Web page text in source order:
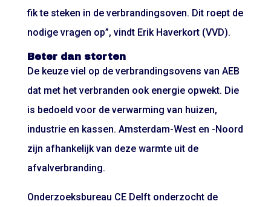
fik te steken in de verbrandingsoven. Dit roept de
nodige vragen op”, vindt Erik Haverkort (VVD).
Beter dan storten
De keuze viel op de verbrandingsovens van AEB
dat met het verbranden ook energie opwekt. Die
is bedoeld voor de verwarming van huizen,
industrie en kassen. Amsterdam-West en -Noord
zijn afhankelijk van deze warmte uit de
afvalverbranding.
Onderzoeksbureau CE Delft onderzocht de